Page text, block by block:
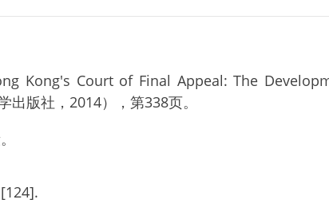
Kong's Court of Final Appeal: The
版社，2014），第338页。